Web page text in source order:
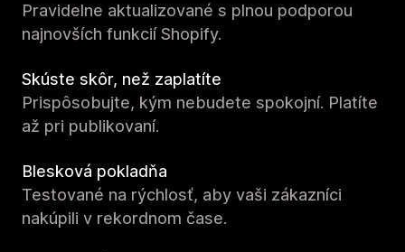
Pravidelne aktualizované s plnou podporou
najnovších funkcií Shopify.
Skúste skôr, než zaplatíte
Prispôsobujte, kým nebudete spokojní. Platíte
až pri publikovaní.
Blesková pokladňa
Testované na rýchlosť, aby vaši zákazníci
nakúpili v rekordnom čase.